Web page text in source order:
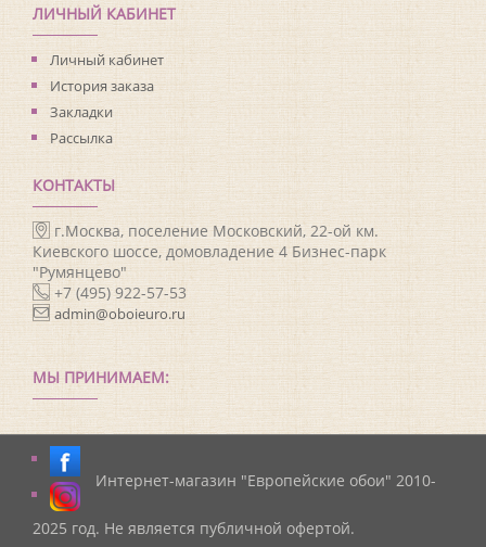
ЛИЧНЫЙ КАБИНЕТ
Личный кабинет
История заказа
Закладки
Рассылка
КОНТАКТЫ
г.Москва, поселение Московский, 22-ой км.
Киевского шоссе, домовладение 4 Бизнес-парк
"Румянцево"
+7 (495) 922-57-53
admin@oboieuro.ru
МЫ ПРИНИМАЕМ:
Интернет-магазин "Европейские обои" 2010-
2025 год. Не является публичной офертой.